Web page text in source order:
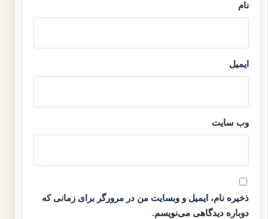
نام
ایمیل
وب‌ سایت
ذخیره نام، ایمیل و وبسایت من در مرورگر برای زمانی که
دوباره دیدگاهی می‌نویسم.